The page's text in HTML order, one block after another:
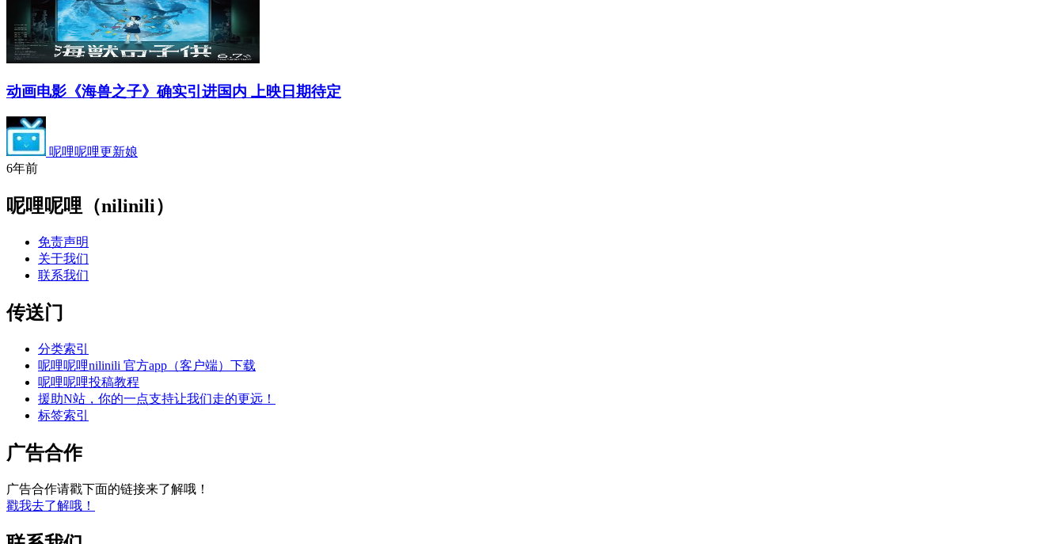
动画电影《海兽之子》确实引进国内 上映日期待定
呢哩呢哩更新娘
6年前
呢哩呢哩（nilinili）
免责声明
关于我们
联系我们
传送门
分类索引
呢哩呢哩nilinili 官方app（客户端）下载
呢哩呢哩投稿教程
援助N站，你的一点支持让我们走的更远！
标签索引
广告合作
广告合作请戳下面的链接来了解哦！
戳我去了解哦！